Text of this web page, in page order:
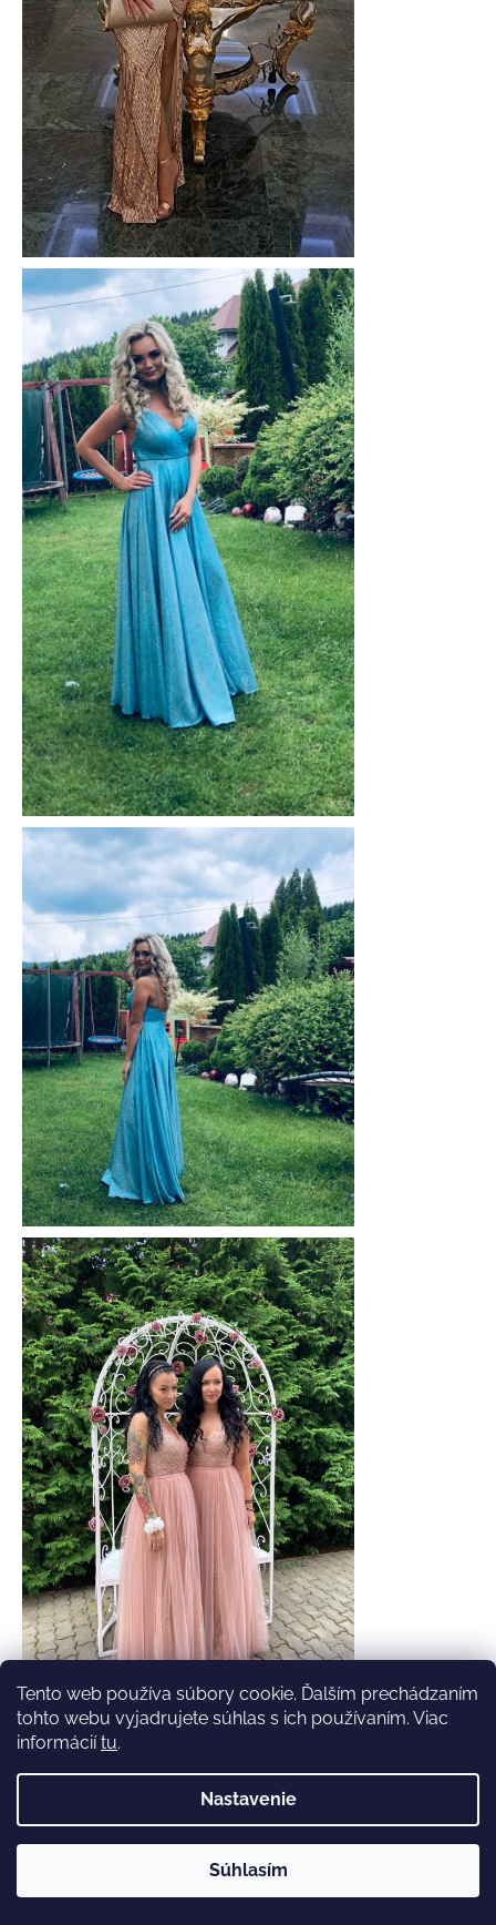
Tento web používa súbory cookie. Ďalším prechádzaním
tohto webu vyjadrujete súhlas s ich používaním. Viac
informáciítu.
Nastavenie
Súhlasím